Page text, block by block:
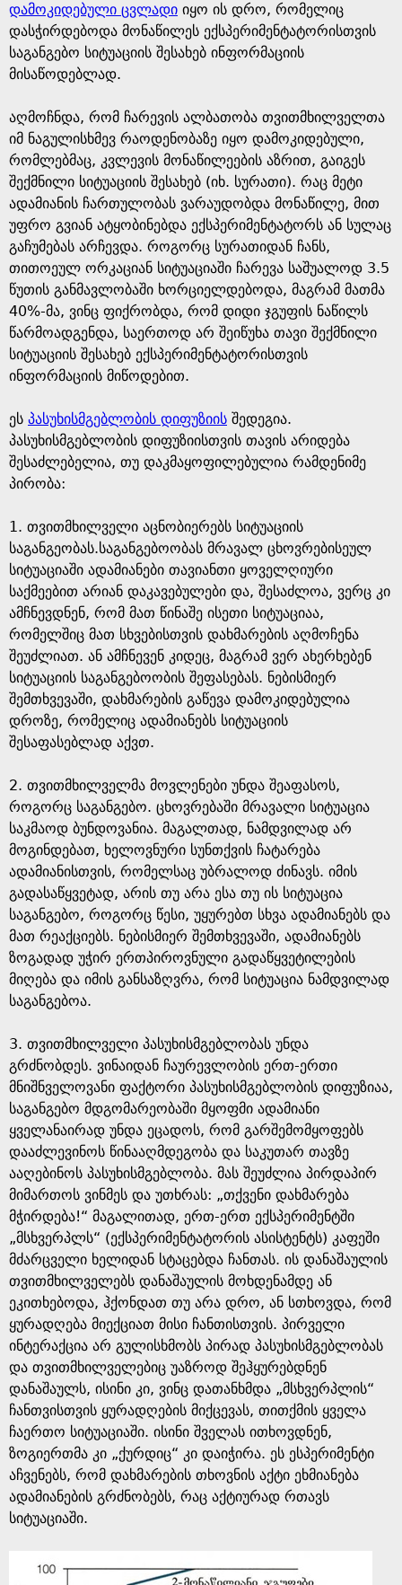
დამოკიდებული ცვლადი იყო ის დრო, რომელიც
დასჭირდებოდა მონაწილეს ექსპერიმენტატორისთვის
საგანგებო სიტუაციის შესახებ ინფორმაციის
მისაწოდებლად.
აღმოჩნდა, რომ ჩარევის ალბათობა თვითმხილველთა
იმ ნაგულისხმევ რაოდენობაზე იყო დამოკიდებული,
რომლებმაც, კვლევის მონაწილეების აზრით, გაიგეს
შექმნილი სიტუაციის შესახებ (იხ. სურათი). რაც მეტი
ადამიანის ჩართულობას ვარაუდობდა მონაწილე, მით
უფრო გვიან ატყობინებდა ექსპერიმენტატორს ან სულაც
გაჩუმებას არჩევდა. როგორც სურათიდან ჩანს,
თითოეულ ორკაციან სიტუაციაში ჩარევა საშუალოდ 3.5
წუთის განმავლობაში ხორციელდებოდა, მაგრამ მათმა
40%-მა, ვინც ფიქრობდა, რომ დიდი ჯგუფის ნაწილს
წარმოადგენდა, საერთოდ არ შეიწუხა თავი შექმნილი
სიტუაციის შესახებ ექსპერიმენტატორისთვის
ინფორმაციის მიწოდებით.
ეს პასუხისმგებლობის დიფუზიის შედეგია.
პასუხისმგებლობის დიფუზიისთვის თავის არიდება
შესაძლებელია, თუ დაკმაყოფილებულია რამდენიმე
პირობა:
1. თვითმხილველი აცნობიერებს სიტუაციის
საგანგეობას.საგანგებოობას მრავალ ცხოვრებისეულ
სიტუაციაში ადამიანები თავიანთი ყოველღიური
საქმეებით არიან დაკავებულები და, შესაძლოა, ვერც კი
ამჩნევდნენ, რომ მათ წინაშე ისეთი სიტუაციაა,
რომელშიც მათ სხვებისთვის დახმარების აღმოჩენა
შეუძლიათ. ან ამჩნევენ კიდეც, მაგრამ ვერ ახერხებენ
სიტუაციის საგანგებოობის შეფასებას. ნებისმიერ
შემთხვევაში, დახმარების გაწევა დამოკიდებულია
დროზე, რომელიც ადამიანებს სიტუაციის
შესაფასებლად აქვთ.
2. თვითმხილველმა მოვლენები უნდა შეაფასოს,
როგორც საგანგებო. ცხოვრებაში მრავალი სიტუაცია
საკმაოდ ბუნდოვანია. მაგალთად, ნამდვილად არ
მოგინდებათ, ხელოვნური სუნთქვის ჩატარება
ადამიანისთვის, რომელსაც უბრალოდ ძინავს. იმის
გადასაწყვეტად, არის თუ არა ესა თუ ის სიტუაცია
საგანგებო, როგორც წესი, უყურებთ სხვა ადამიანებს და
მათ რეაქციებს. ნებისმიერ შემთხვევაში, ადამიანებს
ზოგადად უჭირ ერთპიროვნული გადაწყვეტილების
მიღება და იმის განსაზღვრა, რომ სიტუაცია ნამდვილად
საგანგებოა.
3. თვითმხილველი პასუხისმგებლობას უნდა
გრძნობდეს. ვინაიდან ჩაურევლობის ერთ-ერთი
მნიშნველოვანი ფაქტორი პასუხისმგებლობის დიფუზიაა,
საგანგებო მდგომარეობაში მყოფმი ადამიანი
ყველანაირად უნდა ეცადოს, რომ გარშემომყოფებს
დააძლევინოს წინააღმდეგობა და საკუთარ თავზე
ააღებინოს პასუხისმგებლობა. მას შეუძლია პირდაპირ
მიმართოს ვინმეს და უთხრას: „თქვენი დახმარება
მჭირდება!“ მაგალითად, ერთ-ერთ ექსპერიმენტში
„მსხვერპლს“ (ექსპერიმენტატორის ასისტენტს) კაფეში
მძარცველი ხელიდან სტაცებდა ჩანთას. ის დანაშაულის
თვითმხილველებს დანაშაულის მოხდენამდე ან
ეკითხებოდა, ჰქონდათ თუ არა დრო, ან სთხოვდა, რომ
ყურადღება მიექციათ მისი ჩანთისთვის. პირველი
ინტერაქცია არ გულისხმობს პირად პასუხისმგებლობას
და თვითმხილველებიც უაზროდ შეჰყურებდნენ
დანაშაულს, ისინი კი, ვინც დათანხმდა „მსხვერპლის“
ჩანთვისთვის ყურადღების მიქცევას, თითქმის ყველა
ჩაერთო სიტუაციაში. ისინი შველას ითხოვდნენ,
ზოგიერთმა კი „ქურდიც“ კი დაიჭირა. ეს ესპერიმენტი
აჩვენებს, რომ დახმარების თხოვნის აქტი ეხმიანება
ადამიანების გრძნობებს, რაც აქტიურად რთავს
სიტუაციაში.